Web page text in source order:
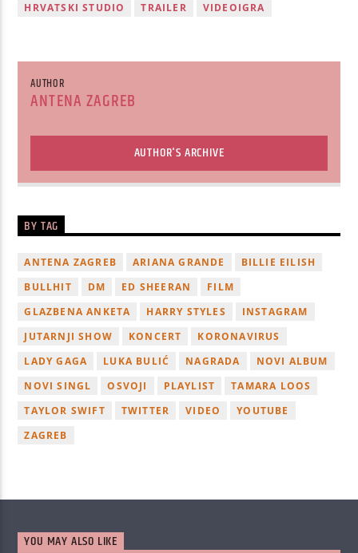
HRVATSKI STUDIO
TRAILER VIDEOIGRA
AUTHOR
ANTENA ZAGREB
AUTHOR'S ARCHIVE
BY TAG
ANTENA ZAGREB ARIANA GRANDE
BILLIE EILISH
BULLHIT
DM ED SHEERAN
FILM
GLAZBENA ANKETA
HARRY STYLES
INSTAGRAM
JUTARNJI SHOW
KONCERT
KORONAVIRUS
LADY GAGA
LUKA BULIĆ NAGRADA
NOVI ALBUM
NOVI SINGL
OSVOJI PLAYLIST
TAMARA LOOS
TAYLOR SWIFT
TWITTER VIDEO
YOUTUBE
ZAGREB
YOU MAY ALSO LIKE